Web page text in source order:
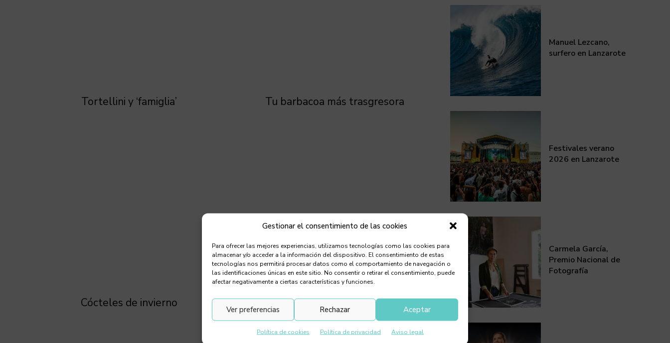
Gestionar el consentimiento de las cookies
Para ofrecer las mejores experiencias, utilizamos tecnologías como las cookies para
almacenar y/o acceder a la información del dispositivo. El consentimiento de estas
tecnologías nos permitirá procesar datos como el comportamiento de navegación o
las identificaciones únicas en este sitio. No consentir o retirar el consentimiento, puede
afectar negativamente a ciertas características y funciones.
Aceptar
Rechazar
Ver preferencias
Política de cookies Política de privacidad Aviso legal
Tortellini y ‘famiglia’ Tu barbacoa más trasgresora
Cócteles de invierno La fruta del dragón
Manuel Lezcano,
surfero en Lanzarote
Festivales verano
2026 en Lanzarote
Carmela García,
Premio Nacional de
Fotografía